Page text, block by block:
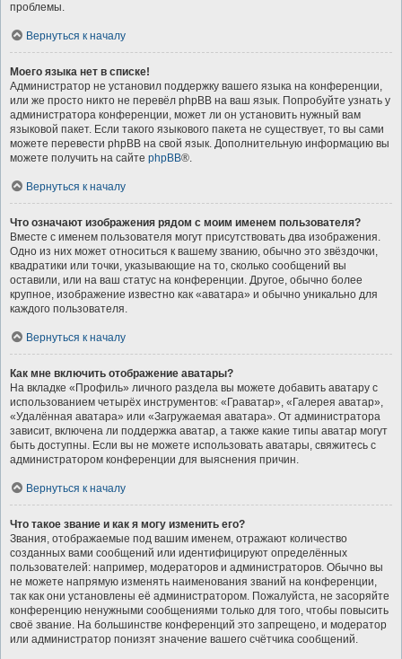
проблемы.
Вернуться к началу
Моего языка нет в списке!
Администратор не установил поддержку вашего языка на конференции,
или же просто никто не перевёл phpBB на ваш язык. Попробуйте узнать у
администратора конференции, может ли он установить нужный вам
языковой пакет. Если такого языкового пакета не существует, то вы сами
можете перевести phpBB на свой язык. Дополнительную информацию вы
можете получить на сайте phpBB®.
Вернуться к началу
Что означают изображения рядом с моим именем пользователя?
Вместе с именем пользователя могут присутствовать два изображения.
Одно из них может относиться к вашему званию, обычно это звёздочки,
квадратики или точки, указывающие на то, сколько сообщений вы
оставили, или на ваш статус на конференции. Другое, обычно более
крупное, изображение известно как «аватара» и обычно уникально для
каждого пользователя.
Вернуться к началу
Как мне включить отображение аватары?
На вкладке «Профиль» личного раздела вы можете добавить аватару с
использованием четырёх инструментов: «Граватар», «Галерея аватар»,
«Удалённая аватара» или «Загружаемая аватара». От администратора
зависит, включена ли поддержка аватар, а также какие типы аватар могут
быть доступны. Если вы не можете использовать аватары, свяжитесь с
администратором конференции для выяснения причин.
Вернуться к началу
Что такое звание и как я могу изменить его?
Звания, отображаемые под вашим именем, отражают количество
созданных вами сообщений или идентифицируют определённых
пользователей: например, модераторов и администраторов. Обычно вы
не можете напрямую изменять наименования званий на конференции,
так как они установлены её администратором. Пожалуйста, не засоряйте
конференцию ненужными сообщениями только для того, чтобы повысить
своё звание. На большинстве конференций это запрещено, и модератор
или администратор понизят значение вашего счётчика сообщений.